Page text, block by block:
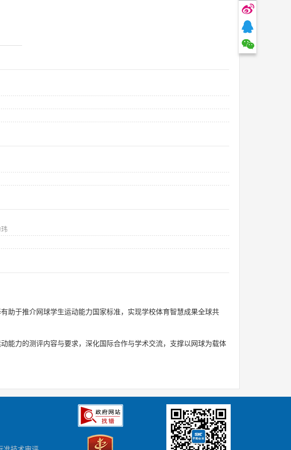
助于推介网球学生运动能力国家标准，实现学校体育智慧成果全球共
能力的测评内容与要求，深化国际合作与学术交流，支撑以网球为载体